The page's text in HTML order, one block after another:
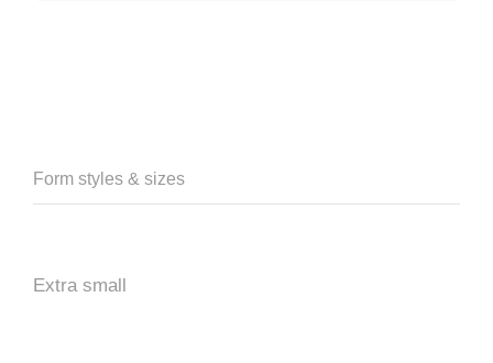
Form styles & sizes
Extra small